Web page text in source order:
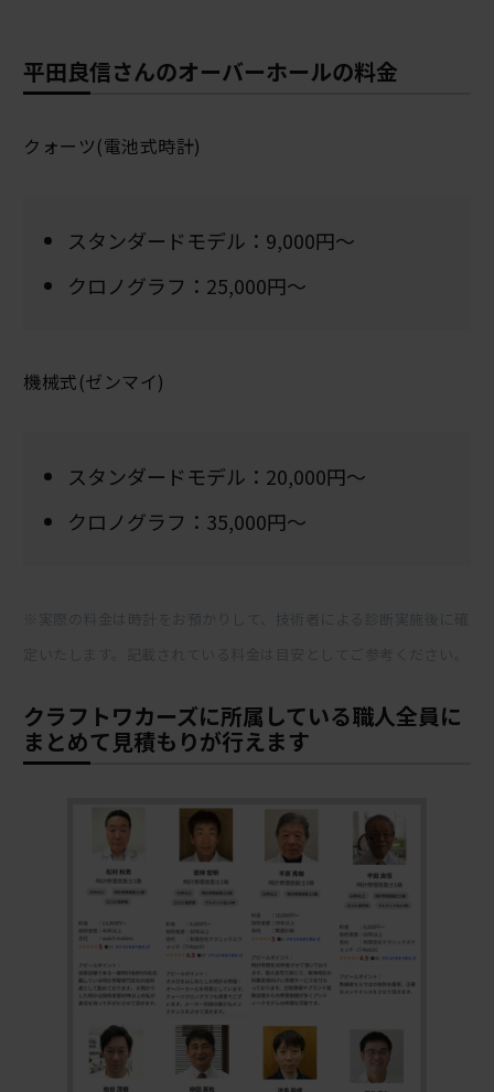
平田良信さんのオーバーホールの料金
クォーツ(電池式時計)
スタンダードモデル：9,000円～
クロノグラフ：25,000円～
機械式(ゼンマイ)
スタンダードモデル：20,000円～
クロノグラフ：35,000円～
クラフトワカーズに所属している職人全員に
まとめて見積もりが行えます